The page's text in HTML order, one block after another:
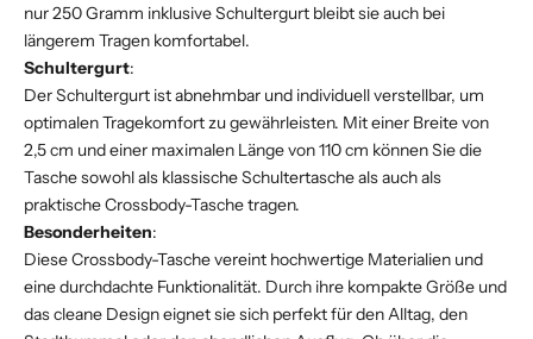
nur 250 Gramm inklusive Schultergurt bleibt sie auch bei
längerem Tragen komfortabel.
Schultergurt:
Der Schultergurt ist abnehmbar und individuell verstellbar, um
optimalen Tragekomfort zu gewährleisten. Mit einer Breite von
2,5 cm und einer maximalen Länge von 110 cm können Sie die
Tasche sowohl als klassische Schultertasche als auch als
praktische Crossbody-Tasche tragen.
Besonderheiten:
Diese Crossbody-Tasche vereint hochwertige Materialien und
eine durchdachte Funktionalität. Durch ihre kompakte Größe und
das cleane Design eignet sie sich perfekt für den Alltag, den